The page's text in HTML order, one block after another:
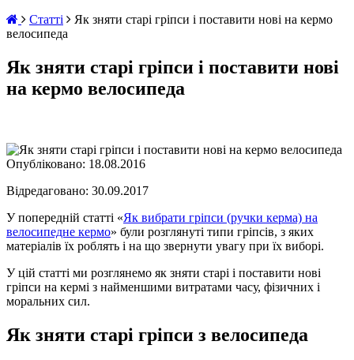
Статті
Як зняти старі гріпси і поставити нові на кермо
велосипеда
Як зняти старі гріпси і поставити нові
на кермо велосипеда
Опубліковано: 18.08.2016
Відредаговано: 30.09.2017
У попередній статті «Як вибрати гріпси (ручки керма) на
велосипедне кермо» були розглянуті типи гріпсів, з яких
матеріалів їх роблять і на що звернути увагу при їх виборі.
У цій статті ми розглянемо як зняти старі і поставити нові
гріпси на кермі з найменшими витратами часу, фізичних і
моральних сил.
Як зняти старі гріпси з велосипеда